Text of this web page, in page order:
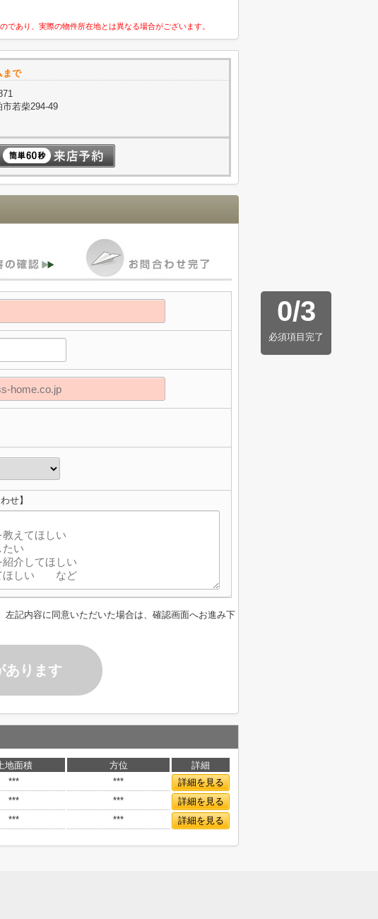
あり、実際の物件所在地とは異なる場合がございます。
まで
市若柴294-49
0/3
必須項目完了
せ】
左記内容に同意いただいた場合は、確認画面へお進み下
あります
地面積 方位
詳細
*** ***
詳細を見る
*** ***
詳細を見る
*** *** 詳細を見る